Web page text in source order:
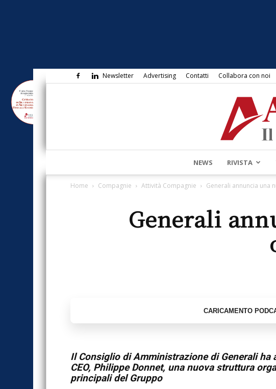
Newsletter Advertising Contatti Collabora con noi
NEWS RIVISTA
Home Compagnie Attività Compagnie Generali annuncia una
Generali
Il Consiglio di Amministrazione di Generali ha
CEO, Philippe Donnet, una nuova struttura
principali del Gruppo